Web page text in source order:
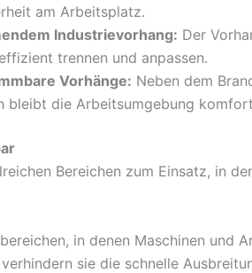
am Arbeitsplatz.
Industrievorhang: Der
trennen und anpassen.
Vorhänge: Neben dem
bleibt die Arbeitsumgebung
Bereichen zum Einsatz, in
in denen Maschinen und
sie die schnelle